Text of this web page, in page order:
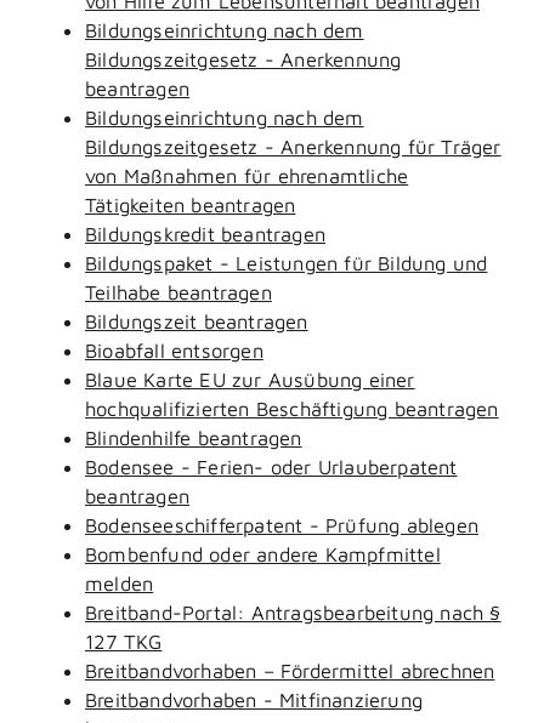
Bildungseinrichtung nach dem
Bildungszeitgesetz - Anerkennung
beantragen
Bildungseinrichtung nach dem
Bildungszeitgesetz - Anerkennung für Träger
von Maßnahmen für ehrenamtliche
Tätigkeiten beantragen
Bildungskredit beantragen
Bildungspaket - Leistungen für Bildung und
Teilhabe beantragen
Bildungszeit beantragen
Bioabfall entsorgen
Blaue Karte EU zur Ausübung einer
hochqualifizierten Beschäftigung beantragen
Blindenhilfe beantragen
Bodensee - Ferien- oder Urlauberpatent
beantragen
Bodenseeschifferpatent - Prüfung ablegen
Bombenfund oder andere Kampfmittel
melden
Breitband-Portal: Antragsbearbeitung nach §
127 TKG
Breitbandvorhaben – Fördermittel abrechnen
Breitbandvorhaben - Mitfinanzierung